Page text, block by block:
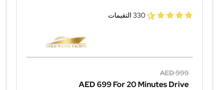
330 التقيمات
AED 999
AED 699For 20 Minutes Drive